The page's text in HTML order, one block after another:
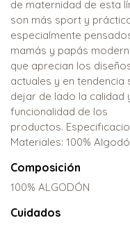
de maternidad de esta
son más sport y
especialmente
mamás y papás
que aprecian los
actuales y en tendencia
dejar de lado la calidad
funcionalidad de los
productos.
Materiales: 100%
Composición
100% ALGODÓN
Cuidados